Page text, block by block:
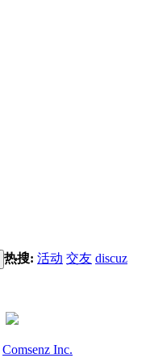
热搜: 活动 交友 discuz
Comsenz Inc.